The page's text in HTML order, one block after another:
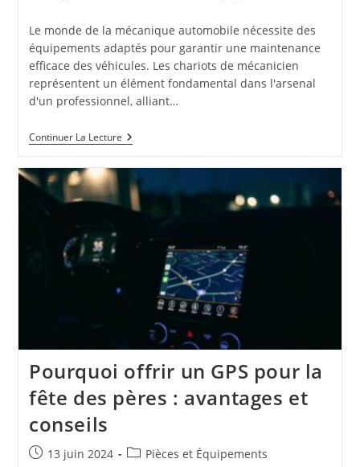
Le monde de la mécanique automobile nécessite des
équipements adaptés pour garantir une maintenance
efficace des véhicules. Les chariots de mécanicien
représentent un élément fondamental dans l'arsenal
d'un professionnel, alliant…
Continuer La LectureNormes
Et
Des
Chariots
De
Mécanicien
Guide
D’Achat
Technique
2024
Pourquoi offrir un GPS pour la
fête des pères : avantages et
conseils
Publication
13 juin 2024
PostPièces et Équipements